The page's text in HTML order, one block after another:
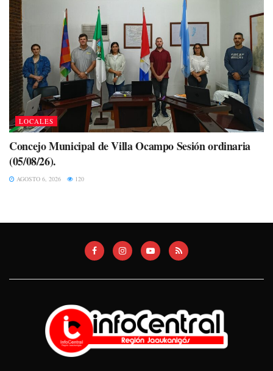
LOCALES
Concejo Municipal de Villa Ocampo Sesión ordinaria
(05/08/26).
AGOSTO 6, 2026 120